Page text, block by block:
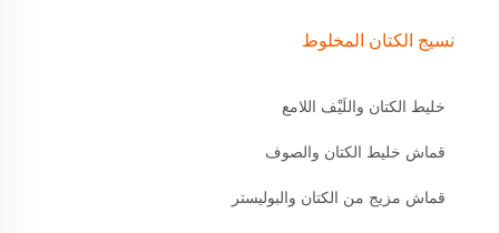
نسيج الكتان المخلوط
خليط الكتان واللَيْف اللامع
قماش خليط الكتان والصوف
قماش مزيج من الكتان والبوليستر